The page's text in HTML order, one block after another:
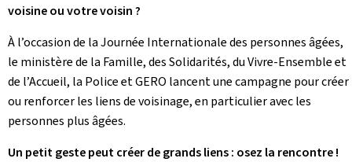
voisine ou votre voisin ?
À l’occasion de la Journée Internationale des personnes âgées,
le ministère de la Famille, des Solidarités, du Vivre-Ensemble et
de l’Accueil, la Police et GERO lancent une campagne pour créer
ou renforcer les liens de voisinage, en particulier avec les
personnes plus âgées.
Un petit geste peut créer de grands liens : osez la rencontre !